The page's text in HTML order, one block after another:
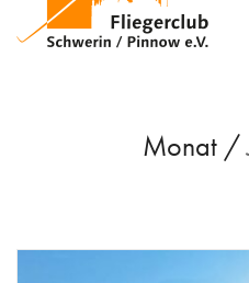
Monat /